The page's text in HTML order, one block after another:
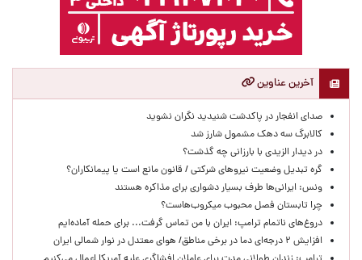
آخرین عناوین
صدای انفجار در پاکدشت شنیدید نگران نشوید
کالابرگ سه دهک مشمول شارز شد
در دیدار الزیدی با بارزانی چه گذشت؟
گره تبدیل وضعیت نیروهای شرکتی / قانون مانع است یا پیمانکاران؟
ونس: ایرانی‌ها طرف بسیار دشواری برای مذاکره هستند
چرا تابستان فصل محبوب میکروب‌هاست؟
دروغ‌های ناتمام ترامپ: ایران با من تماس گرفت... برای حمله آماده‌ایم
افزایش ۲ درجه‌ای دما در برخی مناطق/ هوای معتدل در نوار شمالی ایران